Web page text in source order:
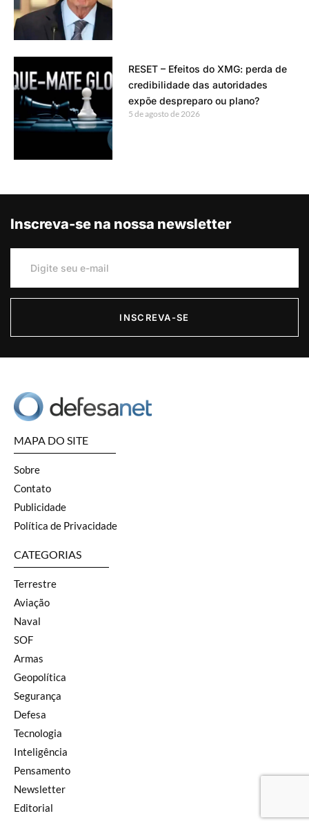
RESET – Efeitos do XMG: perda de
credibilidade das autoridades
expõe despreparo ou plano?
5 de agosto de 2026
Inscreva-se na nossa newsletter
INSCREVA-SE
MAPA DO SITE
Sobre
Contato
Publicidade
Política de Privacidade
CATEGORIAS
Terrestre
Aviação
Naval
SOF
Armas
Geopolítica
Segurança
Defesa
Tecnologia
Inteligência
Pensamento
Newsletter
Editorial